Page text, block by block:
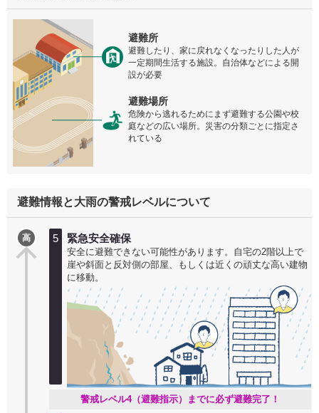
避難所
避難したり、家に戻れなくなったりした人が
一定期間生活する施設。自治体などによる開
設が必要
避難場所
危険から逃れるためにまず避難する公園や校
庭などの広い場所。災害の分類ごとに指定さ
れている
避難情報と大雨の警戒レベルについて
高 5 緊急安全確保
安全に避難できない可能性があります。自宅の2階以上で
崖や斜面と反対側の部屋、もしくは近くの頑丈な高い建物
に移動。
警戒レベル4（避難指示）までに必ず避難完了！